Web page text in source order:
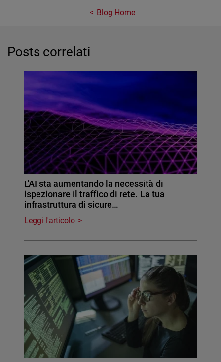
Blog Home
Posts correlati
L'AI sta aumentando la necessità di
ispezionare il traffico di rete. La tua
infrastruttura di sicure…
Leggi l'articolo